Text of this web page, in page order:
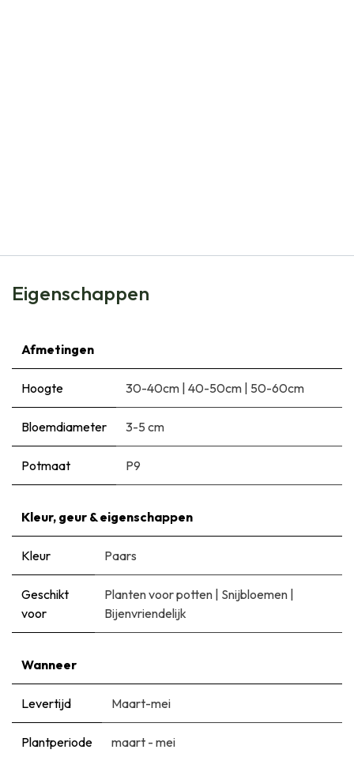
Eigenschappen
Afmetingen
Hoogte 30-40cm | 40-50cm | 50-60cm
Bloemdiameter 3-5 cm
Potmaat P9
Kleur, geur & eigenschappen
Kleur Paars
Geschikt
voor
Planten voor potten | Snijbloemen |
Bijenvriendelijk
Wanneer
Levertijd Maart-mei
Plantperiode maart - mei